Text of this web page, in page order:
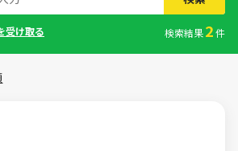
受け取る 検索結果2件